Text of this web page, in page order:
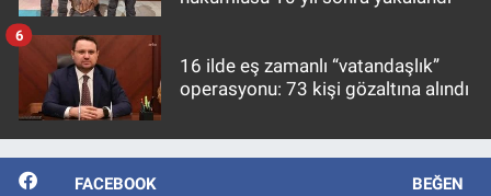
16 ilde eş zamanlı “vatandaşlık”
operasyonu: 73 kişi gözaltına alındı
6
FACEBOOK BEĞEN